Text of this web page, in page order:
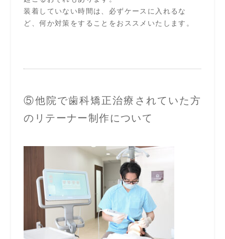
装着していない時間は、必ずケースに入れるな
ど、何か対策をすることをおススメいたします。
⑤他院で歯科矯正治療されていた方
のリテーナー制作について